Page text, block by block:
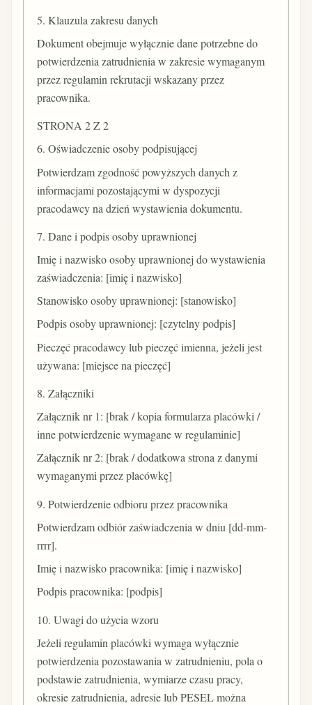
5. Klauzula zakresu danych
Dokument obejmuje wyłącznie dane potrzebne do
potwierdzenia zatrudnienia w zakresie wymaganym
przez regulamin rekrutacji wskazany przez
pracownika.
STRONA 2 Z 2
6. Oświadczenie osoby podpisującej
Potwierdzam zgodność powyższych danych z
informacjami pozostającymi w dyspozycji
pracodawcy na dzień wystawienia dokumentu.
7. Dane i podpis osoby uprawnionej
Imię i nazwisko osoby uprawnionej do wystawienia
zaświadczenia: [imię i nazwisko]
Stanowisko osoby uprawnionej: [stanowisko]
Podpis osoby uprawnionej: [czytelny podpis]
Pieczęć pracodawcy lub pieczęć imienna, jeżeli jest
używana: [miejsce na pieczęć]
8. Załączniki
Załącznik nr 1: [brak / kopia formularza placówki /
inne potwierdzenie wymagane w regulaminie]
Załącznik nr 2: [brak / dodatkowa strona z danymi
wymaganymi przez placówkę]
9. Potwierdzenie odbioru przez pracownika
Potwierdzam odbiór zaświadczenia w dniu [dd-mm-
rrrr].
Imię i nazwisko pracownika: [imię i nazwisko]
Podpis pracownika: [podpis]
10. Uwagi do użycia wzoru
Jeżeli regulamin placówki wymaga wyłącznie
potwierdzenia pozostawania w zatrudnieniu, pola o
podstawie zatrudnienia, wymiarze czasu pracy,
okresie zatrudnienia, adresie lub PESEL można